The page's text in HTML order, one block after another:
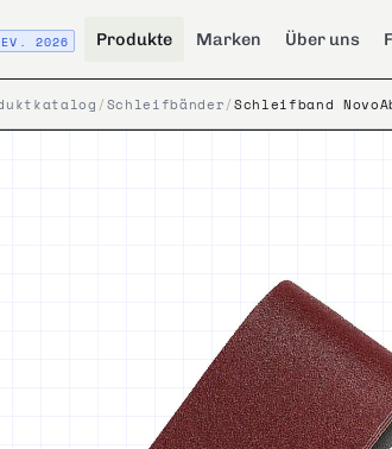
2026 Produkte Marken Über uns
/Schleifbänder/Schleifband